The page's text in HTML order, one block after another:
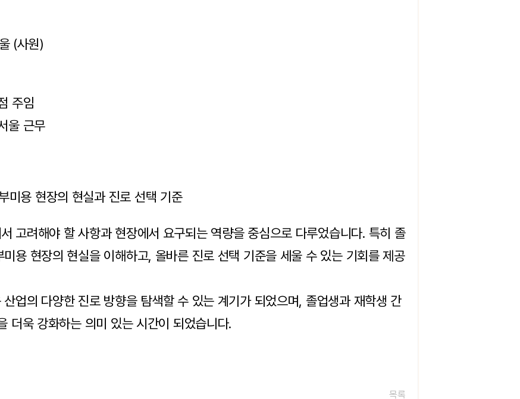
(사원)
주임
울 근무
미용 현장의 현실과 진로 선택 기준
고려해야 할 사항과 현장에서 요구되는 역량을 중심으로 다루었습니다. 특히 졸
용 현장의 현실을 이해하고, 올바른 진로 선택 기준을 세울 수 있는 기회를 제공
업의 다양한 진로 방향을 탐색할 수 있는 계기가 되었으며, 졸업생과 재학생 간
더욱 강화하는 의미 있는 시간이 되었습니다.
목록